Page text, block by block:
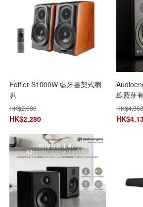
Edifier S1000W 藍牙書架式喇
叭
HK$2,680
HK$2,280
線藍芽
【原裝
Astrotec
芽耳機
HK$4,860
HK$